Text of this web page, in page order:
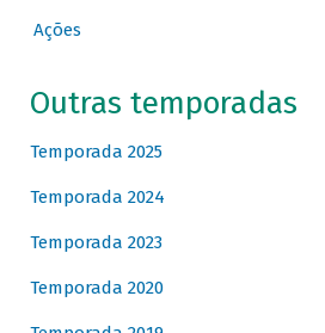
Ações
Outras temporadas
Temporada 2025
Temporada 2024
Temporada 2023
Temporada 2020